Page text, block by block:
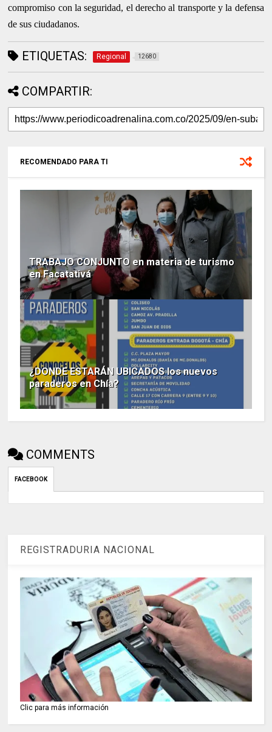
compromiso con la seguridad, el derecho al transporte y la defensa
de sus ciudadanos.
ETIQUETAS: Regional 12680
COMPARTIR:
RECOMENDADO PARA TI
TRABAJO CONJUNTO en materia de turismo
en Facatativá
¿DONDE ESTARÁN UBICADOS los nuevos
paraderos en Chía?
COMMENTS
FACEBOOK
REGISTRADURIA NACIONAL
Clic para más información